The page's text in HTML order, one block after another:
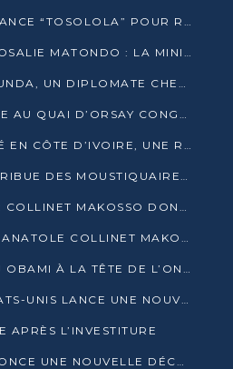
NINON GOUAMBA RELANCE “TOSOLOLA” POUR RENFORCER LE DIALOGUE AVEC LES CITOYENS
RECONDUCTION DE ROSALIE MATONDO : LA MINISTRE PROMET D’ACCÉLÉRER LE TRAITEMENT DES DOSSIERS ET DE RELEVER DE NOUVEAUX DÉFIS
CONSTANT SERGE BOUNDA, UN DIPLOMATE CHEVRONNÉ AUX COMMANDES DES AFFAIRES ÉTRANGÈRES
PASSATION DE SERVICE AU QUAI D’ORSAY CONGOLAIS : GAKOSSO PASSE LE FLAMBEAU À BOUNDA
PAPA WEMBA HONORÉ EN CÔTE D’IVOIRE, UNE RUE PORTE DÉSORMAIS SON NOM
PALUDISME : TBC DISTRIBUE DES MOUSTIQUAIRES DANS DEUX CSI DE BRAZZAVILLE
CONSEIL DE CABINET : COLLINET MAKOSSO DONNE SES DERNIÈRES ORIENTATIONS
LE PREMIER MINISTRE ANATOLE COLLINET MAKOSSO DÉMISSIONNE AVEC SON GOUVERNEMENT
BRICE VOLTAIRE ETOU OBAMI À LA TÊTE DE L’ONEC-C POUR TROIS ANS
L’AMBASSADE DES ÉTATS-UNIS LANCE UNE NOUVELLE COHORTE DU PROGRAMME ACCESS MICRO-SCHOLARSHIP
APRÈS L’INVESTITURE
TOTAL ENERGIES ANNONCE UNE NOUVELLE DÉCOUVERTE D’HYDROCARBURES SUR LE PERMIS MOHO AU LARGE DU CONGO